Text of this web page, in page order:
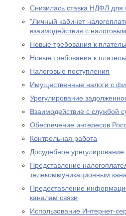
Снизилась ставка НДФЛ для
"Личный кабинет
взаимодействия с
Новые требования к
Новые требования к
Налоговые поступления
Имущественные налоги с
Урегулирование
Взаимодействие с службой
Обеспечение интересов
Контрольная работа
Досудебное
Представление
телекоммуникационным
Предоставление
каналам связи
Использование Интернет-